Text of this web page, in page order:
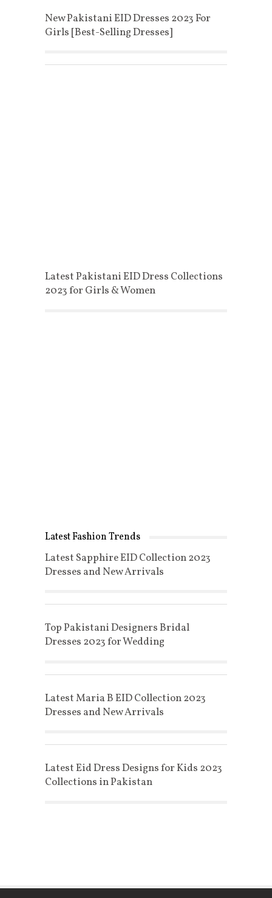
New Pakistani EID Dresses 2023 For
Girls [Best-Selling Dresses]
Latest Pakistani EID Dress Collections
2023 for Girls & Women
Latest Fashion Trends
Latest Sapphire EID Collection 2023
Dresses and New Arrivals
Top Pakistani Designers Bridal
Dresses 2023 for Wedding
Latest Maria B EID Collection 2023
Dresses and New Arrivals
Latest Eid Dress Designs for Kids 2023
Collections in Pakistan